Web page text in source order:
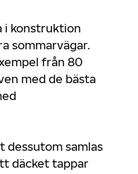
i konstruktion
sommarvägar.
från 80
med de bästa
dessutom samlas
däcket tappar